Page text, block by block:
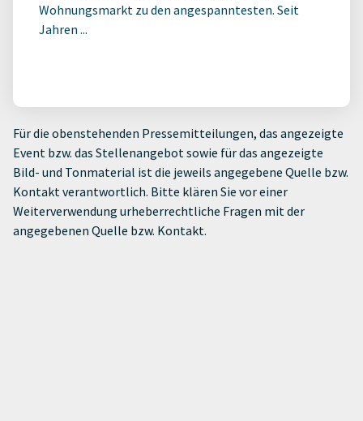
Wohnungsmarkt zu den angespanntesten. Seit
Jahren ...
Für die obenstehenden Pressemitteilungen, das angezeigte
Event bzw. das Stellenangebot sowie für das angezeigte
Bild- und Tonmaterial ist die jeweils angegebene Quelle bzw.
Kontakt verantwortlich. Bitte klären Sie vor einer
Weiterverwendung urheberrechtliche Fragen mit der
angegebenen Quelle bzw. Kontakt.